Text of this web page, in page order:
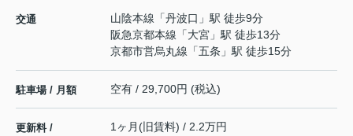
交通 山陰本線 「丹波口 」駅 徒歩9分
阪急京都本線 「大宮 」駅 徒歩13分
京都市営烏丸線 「五条 」駅 徒歩15分
駐車場 / 月額 空有 / 29,700円 (税込)
更新料 /
1ヶ月(旧賃料) / 2.2万円